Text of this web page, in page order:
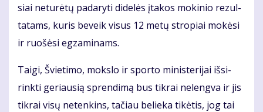
siai ne­tu­rė­tų pa­da­ry­ti di­de­lės įta­kos mo­ki­nio re­zul­
ta­tams, ku­ris be­veik vi­sus 12 me­tų stro­piai mo­kė­si
ir ruo­šė­si eg­za­mi­nams.
Tai­gi, Švie­ti­mo, moks­lo ir spor­to mi­nis­te­ri­jai iš­si­
rink­ti ge­riau­sią spren­di­mą bus tik­rai ne­leng­va ir jis
tik­rai vi­sų ne­ten­kins, ta­čiau be­lie­ka ti­kė­tis, jog tai